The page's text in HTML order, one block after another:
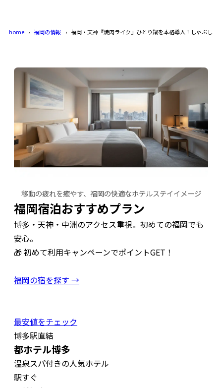
home 福岡の情報 福岡・天神『焼肉ライク』ひとり鍋を本格導入！しゃぶしゃ
移動の疲れを癒やす、福岡の快適なホテルステイイメージ
福岡宿泊おすすめプラン
博多・天神・中洲のアクセス重視。初めての福岡でも
安心。
🎁 初めて利用キャンペーンでポイントGET！
福岡の宿を探す →
最安値をチェック
博多駅直結
都ホテル博多
温泉スパ付きの人気ホテル
駅すぐ